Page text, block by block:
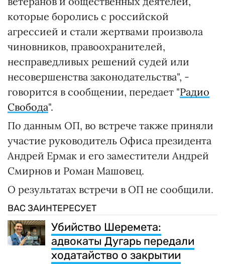
которые боролись с российской
агрессией и стали жертвами произвола
чиновников, правоохранителей,
несправедливых решений судей или
несовершенства законодательства", -
говорится в сообщении, передает "Радио
Свобода".
По данным ОП, во встрече также приняли
участие руководитель Офиса президента
Андрей Ермак и его заместители Андрей
Смирнов и Роман Машовец.
О результатах встречи в ОП не сообщили.
ВАС ЗАИНТЕРЕСУЕТ
Убийство Шеремета:
адвокаты Дугарь передали
ходатайство о закрытии